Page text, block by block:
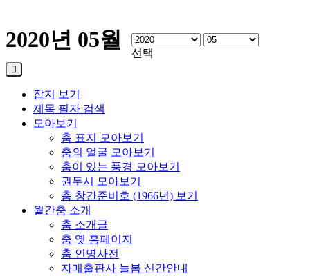
2020년 05월
선택
잡지 보기
제목 필자 검색
모아보기
춤 표지 모아보기
춤의 얼굴 모아보기
춤이 있는 풍경 모아보기
권두시 모아보기
춤 창간준비호 (1966년) 보기
월간춤 소개
춤 소개글
춤 옛 홈페이지
춤 인명사전
자매출판사 늘봄 신간안내